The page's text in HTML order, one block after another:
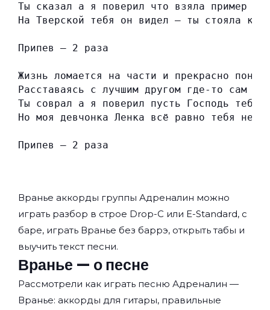
Ты сказал а я поверил что взяла пример с
На Тверской тебя он видел — ты стояла как
Припев — 2 раза
Жизнь ломается на части и прекрасно
Расставаясь с лучшим другом где-то сам
Ты соврал а я поверил пусть Господь тебя
Но моя девчонка Ленка всё равно тебя не
Припев — 2 раза
Вранье аккорды группы Адреналин можно
играть разбор в строе Drop-C или E-Standard, с
баре, играть Вранье без баррэ, открыть табы и
выучить текст песни.
Вранье — о песне
Рассмотрели как играть песню Адреналин —
Вранье: аккорды для гитары, правильные